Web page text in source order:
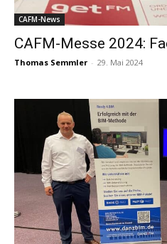
CAFM-News
CAFM-Messe 2024:
Thomas Semmler - 29. Mai 2024